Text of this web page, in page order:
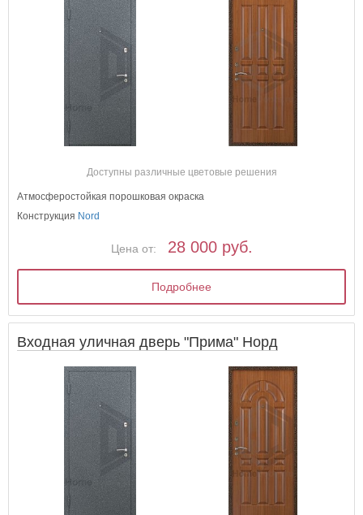
Доступны различные цветовые решения
Атмосферостойкая порошковая окраска
Конструкция Nord
Цена от: 28 000 руб.
Подробнее
Входная уличная дверь "Прима" Норд